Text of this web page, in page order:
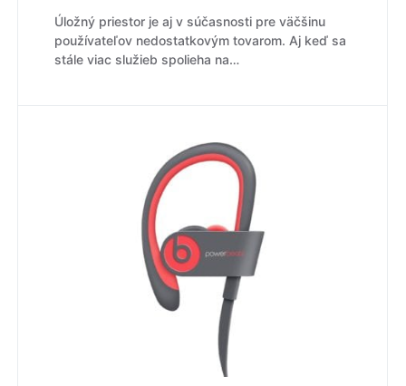
Úložný priestor je aj v súčasnosti pre väčšinu
používateľov nedostatkovým tovarom. Aj keď sa
stále viac služieb spolieha na…